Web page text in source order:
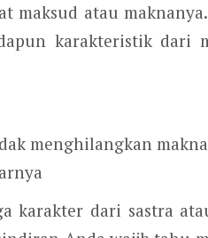
maksud atau
karakteristik dari
menghilangkan
karakter dari sastra